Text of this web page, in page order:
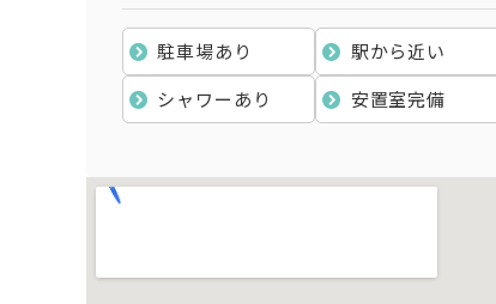
駐車場あり 駅から近い
シャワーあり
安置室完備